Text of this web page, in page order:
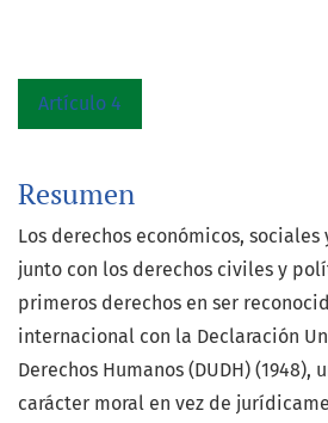
Artículo 4
Resumen
Los derechos económicos, sociales
junto con los derechos civiles y
primeros derechos en ser
internacional con la Declaración
Derechos Humanos (DUDH) (1948),
carácter moral en vez de